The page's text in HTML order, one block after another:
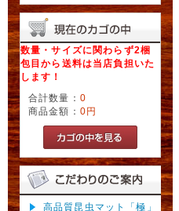
数量・サイズに関わらず2梱
包目から送料は当店負担いた
します！
合計数量： 0
商品金額： 0円
高品質昆虫マット「極」